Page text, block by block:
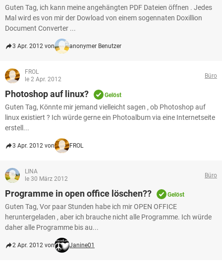
Guten Tag, ich kann meine angehängten PDF Dateien öffnen . Jedes
Mal wird es von mir der Dowload von einem sogennaten Doxillion
Document Converter ...
3 Apr. 2012 von anonymer Benutzer
FROL
le 2 Apr. 2012
Büro
Photoshop auf linux? Gelöst
Guten Tag, Könnte mir jemand vielleicht sagen , ob Photoshop auf
linux existiert ? Ich würde gerne ein Photoalbum via eine Internetseite
erstell...
3 Apr. 2012 von FROL
LINA
le 30 März 2012
Büro
Programme in open office löschen?? Gelöst
Guten Tag, Vor paar Stunden habe ich mir OPEN OFFICE
heruntergeladen , aber ich brauche nicht alle Programme. Ich würde
daher alle Programme bis au...
2 Apr. 2012 von Janine01